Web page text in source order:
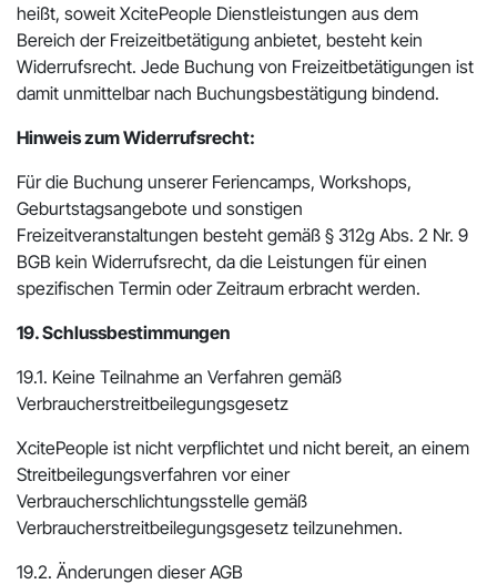
heißt, soweit XcitePeople Dienstleistungen aus dem
Bereich der Freizeitbetätigung anbietet, besteht kein
Widerrufsrecht. Jede Buchung von Freizeitbetätigungen ist
damit unmittelbar nach Buchungsbestätigung bindend.
Hinweis zum Widerrufsrecht:
Für die Buchung unserer Feriencamps, Workshops,
Geburtstagsangebote und sonstigen
Freizeitveranstaltungen besteht gemäß § 312g Abs. 2 Nr. 9
BGB kein Widerrufsrecht, da die Leistungen für einen
spezifischen Termin oder Zeitraum erbracht werden.
19. Schlussbestimmungen
19.1. Keine Teilnahme an Verfahren gemäß
Verbraucherstreitbeilegungsgesetz
XcitePeople ist nicht verpflichtet und nicht bereit, an einem
Streitbeilegungsverfahren vor einer
Verbraucherschlichtungsstelle gemäß
Verbraucherstreitbeilegungsgesetz teilzunehmen.
19.2. Änderungen dieser AGB